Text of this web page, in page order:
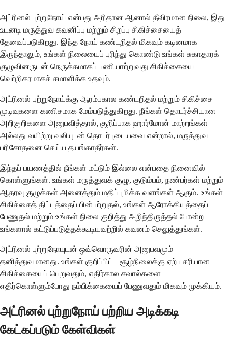
அட்ரினல் புற்றுநோய் என்பது அரிதான ஆனால் தீவிரமான நிலை, இது
உடனடி மருத்துவ கவனிப்பு மற்றும் சிறப்பு சிகிச்சையைத்
தேவைப்படுகிறது. இந்த நோய் கண்டறிதல் மிகவும் கடினமாக
இருந்தாலும், உங்கள் நிலையைப் புரிந்து கொண்டு உங்கள் சுகாதாரக்
குழுவினருடன் நெருக்கமாகப் பணியாற்றுவது சிகிச்சையை
வெற்றிகரமாகச் சமாளிக்க உதவும்.
அட்ரினல் புற்றுநோய்க்கு ஆரம்பகால கண்டறிதல் மற்றும் சிகிச்சை
முடிவுகளை கணிசமாக மேம்படுத்துகிறது. நீங்கள் தொடர்ச்சியான
அறிகுறிகளை அனுபவித்தால், குறிப்பாக ஹார்மோன் மாற்றங்கள்
அல்லது வயிற்று வலியுடன் தொடர்புடையவை என்றால், மருத்துவ
பரிசோதனை செய்ய தயங்காதீர்கள்.
இந்தப் பயணத்தில் நீங்கள் மட்டும் இல்லை என்பதை நினைவில்
கொள்ளுங்கள். உங்கள் மருத்துவக் குழு, குடும்பம், நண்பர்கள் மற்றும்
ஆதரவு குழுக்கள் அனைத்தும் மதிப்புமிக்க வளங்கள் ஆகும். உங்கள்
சிகிச்சைத் திட்டத்தைப் பின்பற்றுதல், உங்கள் ஆரோக்கியத்தைப்
பேணுதல் மற்றும் உங்கள் நிலை குறித்து அறிந்திருத்தல் போன்ற
உங்களால் கட்டுப்படுத்தக்கூடியவற்றில் கவனம் செலுத்துங்கள்.
அட்ரினல் புற்றுநோயுடன் ஒவ்வொருவரின் அனுபவமும்
தனித்துவமானது. உங்கள் குறிப்பிட்ட சூழ்நிலைக்கு ஏற்ப சரியான
சிகிச்சையைப் பெறுவதும், எதிர்கால சவால்களை
எதிர்கொள்ளும்போது நம்பிக்கையைப் பேணுவதும் மிகவும் முக்கியம்.
அட்ரினல் புற்றுநோய் பற்றிய அடிக்கடி
கேட்கப்படும் கேள்விகள்